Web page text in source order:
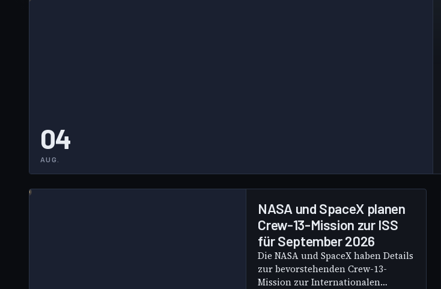
04
AUG.
NASA und SpaceX planen
Crew-13-Mission zur ISS
für September 2026
Die NASA und SpaceX haben Details
zur bevorstehenden Crew-13-
Mission zur Internationalen